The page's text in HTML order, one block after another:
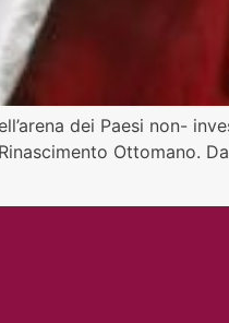
dei Paesi non-
Ottomano.